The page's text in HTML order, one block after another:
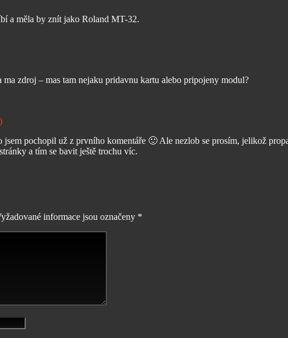
a měla by znít jako Roland MT-32.
zdroj – mas tam nejaku pridavnu kartu alebo pripojeny modul?
jsem pochopil už z prvního komentáře 🙂 Ale nezlob se prosím, jelikož
a tím se bavit ještě trochu víc.
informace jsou označeny *